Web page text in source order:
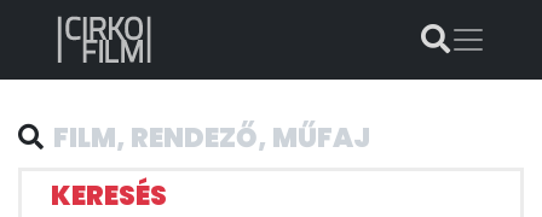
KERESÉS